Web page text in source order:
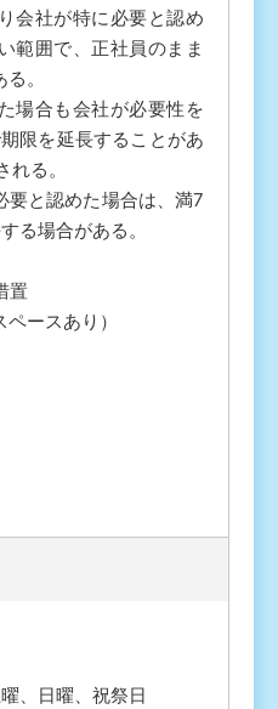
会社が特に必要と認め
範囲で、正社員のまま
。
場合も会社が必要性を
限を延長することがあ
る。
要と認めた場合は、満7
る場合がある。
置
ースあり）
、日曜、祝祭日